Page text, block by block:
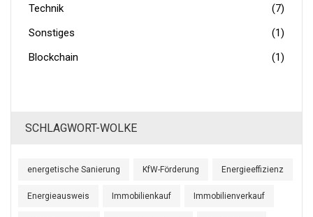
Technik
(7)
Sonstiges
(1)
Blockchain
(1)
SCHLAGWORT-WOLKE
energetische Sanierung KfW-Förderung Energieeffizienz
Energieausweis Immobilienkauf Immobilienverkauf